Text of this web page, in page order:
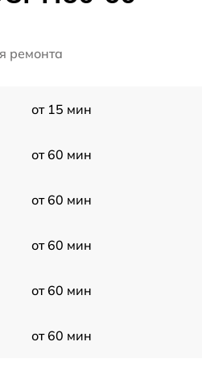
ремонта
от 15 мин
от 60 мин
от 60 мин
от 60 мин
от 60 мин
от 60 мин